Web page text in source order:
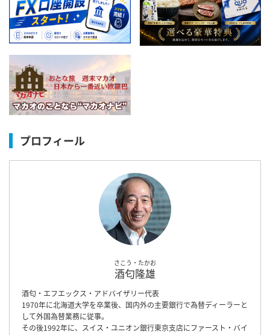
プロフィール
さこう・たかお
酒匂隆雄
酒匂・エフエックス・アドバイザリー代表
1970年に北海道大学を卒業後、国内外の主要銀行で為替ディーラーと
して外国為替業務に従事。
その後1992年に、スイス・ユニオン銀行東京支店にファースト・バイ